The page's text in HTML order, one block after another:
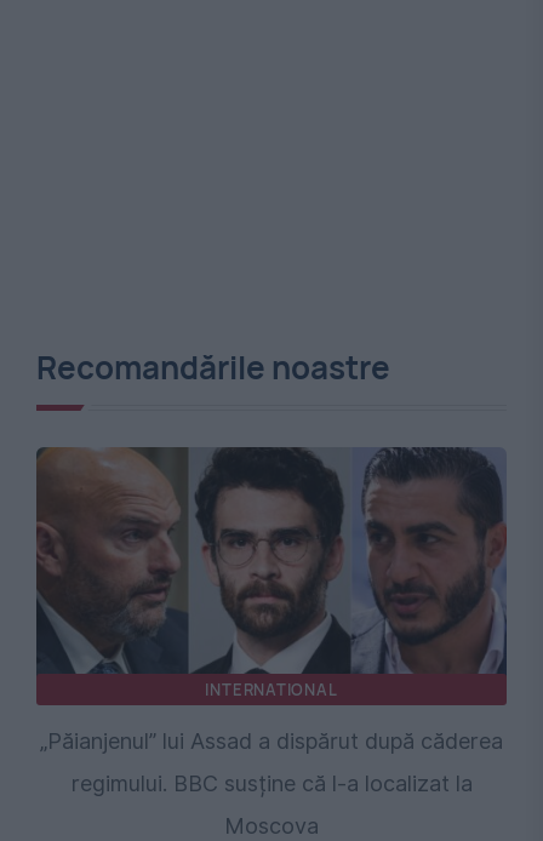
Recomandările noastre
INTERNATIONAL
„Păianjenul” lui Assad a dispărut după căderea
regimului. BBC susține că l-a localizat la
Moscova